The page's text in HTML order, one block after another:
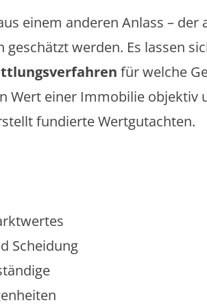
einem anderen Anlass – der
geschätzt werden. Es lassen
für welche
Wert einer Immobilie objektiv
fundierte Wertgutachten.
Scheidung